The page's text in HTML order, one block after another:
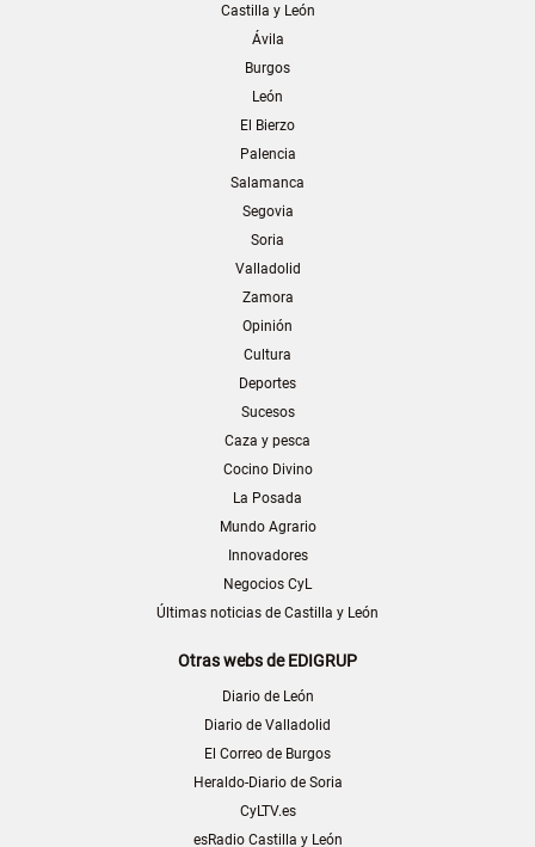
Castilla y León
Ávila
Burgos
León
El Bierzo
Palencia
Salamanca
Segovia
Soria
Valladolid
Zamora
Opinión
Cultura
Deportes
Sucesos
Caza y pesca
Cocino Divino
La Posada
Mundo Agrario
Innovadores
Negocios CyL
Últimas noticias de Castilla y León
Otras webs de EDIGRUP
Diario de León
Diario de Valladolid
El Correo de Burgos
Heraldo-Diario de Soria
CyLTV.es
esRadio Castilla y León